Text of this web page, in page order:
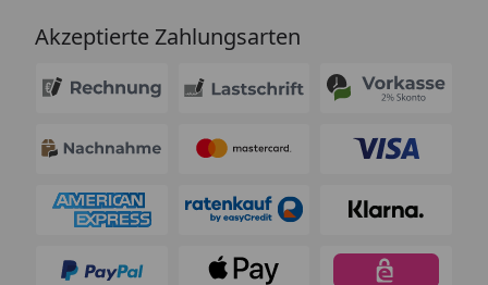
Akzeptierte Zahlungsarten